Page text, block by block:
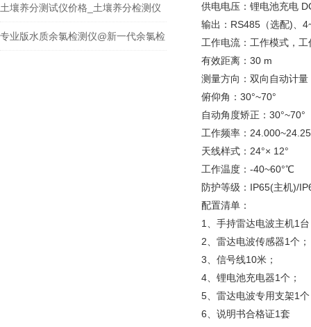
土壤养分测试仪价格_土壤养分检测仪
多少钱
专业版水质余氯检测仪@新一代余氯检
供电电压：锂电池充电
输出：RS485（选配)、
工作电流：工作模式，
有效距离：30 m
测量方向：双向自动计量
俯仰角：30°~70°
自动角度矫正：30°~70°
工作频率：
天线样式：24°× 12°
工作温度：-40~60°℃
防护等级：IP65(主机)/
配置清单：
1、手持雷达电波主机1
2、雷达电波传感器1个；
3、信号线10米；
4、锂电池充电器1个；
5、雷达电波专用支架1
6、说明书合格证1套